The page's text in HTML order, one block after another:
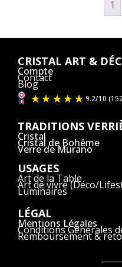
1
CRISTAL ART &
Compte
Contact
Blog
TRADITIONS
Cristal
Cristal de Bohême
Verre de Murano
USAGES
Art de la Table
Art de vivre (Déco/
Luminaires
LÉGAL
Mentions Légales
Conditions Générales
Remboursement &